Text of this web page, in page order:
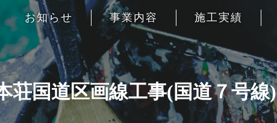
お知らせ 事業内容 施工実績
荘国道区画線工事(国道７号線)